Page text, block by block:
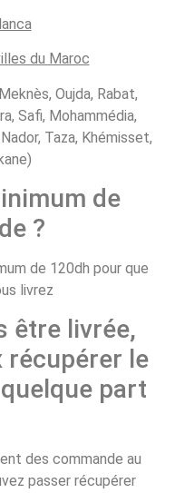
du Maroc
Oujda, Rabat,
Safi, Mohammédia,
Taza, Khémisset,
de
?
de 120dh pour que
livrez
être livrée,
récupérer le
part
des commande au
passer récupérer